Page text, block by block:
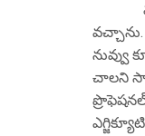
వచ్చాను.
నువ్వు
చాలని